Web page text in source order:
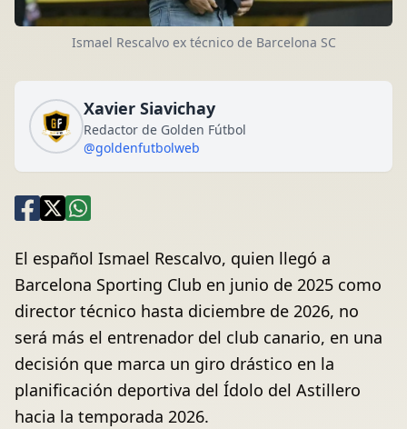
Ismael Rescalvo ex técnico de Barcelona SC
Xavier Siavichay
Redactor de Golden Fútbol
@goldenfutbolweb
El español Ismael Rescalvo, quien llegó a
Barcelona Sporting Club en junio de 2025 como
director técnico hasta diciembre de 2026, no
será más el entrenador del club canario, en una
decisión que marca un giro drástico en la
planificación deportiva del Ídolo del Astillero
hacia la temporada 2026.